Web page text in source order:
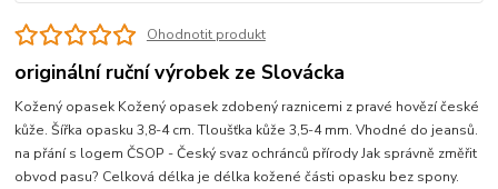
Ohodnotit produkt
originální ruční výrobek ze Slovácka
Kožený opasek Kožený opasek zdobený raznicemi z pravé hovězí české
kůže. Šířka opasku 3,8-4 cm. Tloušťka kůže 3,5-4 mm. Vhodné do jeansů.
na přání s logem ČSOP - Český svaz ochránců přírody Jak správně změřit
obvod pasu? Celková délka je délka kožené části opasku bez spony.